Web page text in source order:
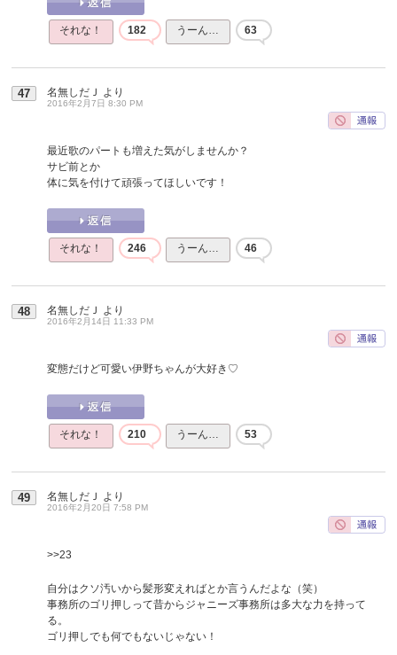
それな！ 182 うーん… 63
47 名無しだＪ より
2016年2月7日 8:30 PM
最近歌のパートも増えた気がしませんか？
サビ前とか
体に気を付けて頑張ってほしいです！
それな！ 246 うーん… 46
48 名無しだＪ より
2016年2月14日 11:33 PM
変態だけど可愛い伊野ちゃんが大好き♡
それな！ 210 うーん… 53
49 名無しだＪ より
2016年2月20日 7:58 PM
>>23
自分はクソ汚いから髪形変えればとか言うんだよな（笑）
事務所のゴリ押しって昔からジャニーズ事務所は多大な力を持って
る。
ゴリ押しでも何でもないじゃない！